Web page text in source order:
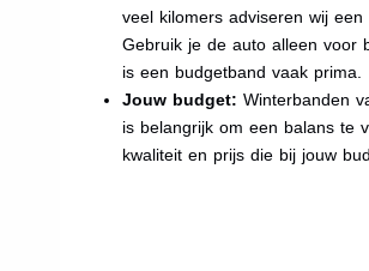
veel kilomers adviseren wij een
Gebruik je de auto alleen voor
is een budgetband vaak prima.
Jouw budget: Winterbanden
is belangrijk om een balans te
kwaliteit en prijs die bij jouw